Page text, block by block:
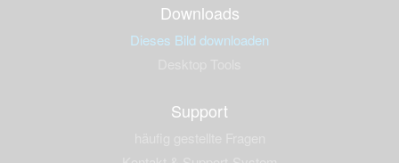
Downloads
Dieses Bild downloaden
Support